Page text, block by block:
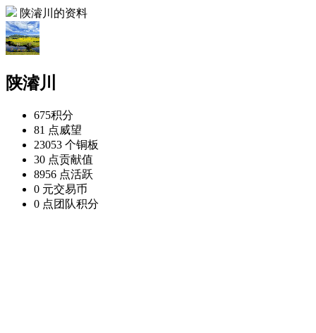
陕濬川的资料
陕濬川
675积分
81 点威望
23053 个铜板
30 点贡献值
8956 点活跃
0 元交易币
0 点团队积分